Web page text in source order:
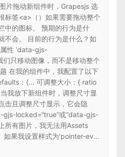
片拖动新组件时，Grapesjs 选
标签<a>（）如果需要拖动整个
中的图标。 预期的行为是什
不会。 目前的行为是什么？如
性 'data-gjs-
们只移动图像，而不是移动整个
在我的组件中，我配置了以下
：{... 可调整大小：{ ratio
我放下新组件时，调整尺寸显
击且调整尺寸显示，它会隐
gjs-locked=“true”或“data-gjs-
所有图片，我无法用Assets
如果我设置样式为'pointer-ev...